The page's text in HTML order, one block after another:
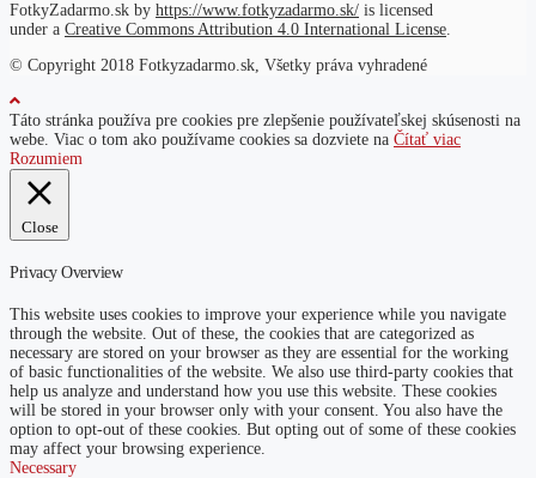
FotkyZadarmo.sk by https://www.fotkyzadarmo.sk/ is licensed
under a Creative Commons Attribution 4.0 International License.
© Copyright 2018 Fotkyzadarmo.sk, Všetky práva vyhradené
Táto stránka používa pre cookies pre zlepšenie používateľskej skúsenosti na
webe. Viac o tom ako používame cookies sa dozviete na Čítať viac
Rozumiem
Close
Privacy Overview
This website uses cookies to improve your experience while you navigate
through the website. Out of these, the cookies that are categorized as
necessary are stored on your browser as they are essential for the working
of basic functionalities of the website. We also use third-party cookies that
help us analyze and understand how you use this website. These cookies
will be stored in your browser only with your consent. You also have the
option to opt-out of these cookies. But opting out of some of these cookies
may affect your browsing experience.
Necessary